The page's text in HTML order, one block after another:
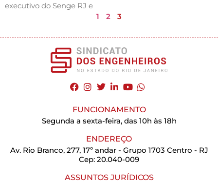
executivo do Senge RJ e
1
2 3
FUNCIONAMENTO
Segunda a sexta-feira, das 10h às 18h
ENDEREÇO
Av. Rio Branco, 277, 17º andar - Grupo 1703 Centro - RJ
Cep: 20.040-009
ASSUNTOS JURÍDICOS